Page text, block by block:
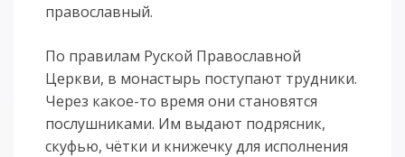
православный.
По правилам Руской Православной
Церкви, в монастырь поступают трудники.
Через какое-то время они становятся
послушниками. Им выдают подрясник,
скуфью, чётки и книжечку для исполнения